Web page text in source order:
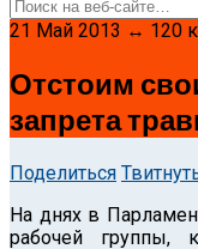
21 Май 2013 ↔ 120
Отстоим
запрета
Поделиться
На днях в
рабочей группы,